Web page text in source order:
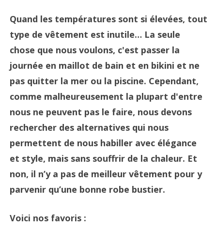
Quand les températures sont si élevées, tout
type de vêtement est inutile… La seule
chose que nous voulons, c'est passer la
journée en maillot de bain et en bikini et ne
pas quitter la mer ou la piscine. Cependant,
comme malheureusement la plupart d'entre
nous ne peuvent pas le faire, nous devons
rechercher des alternatives qui nous
permettent de nous habiller avec élégance
et style, mais sans souffrir de la chaleur. Et
non, il n’y a pas de meilleur vêtement pour y
parvenir qu’une bonne robe bustier.
Voici nos favoris :